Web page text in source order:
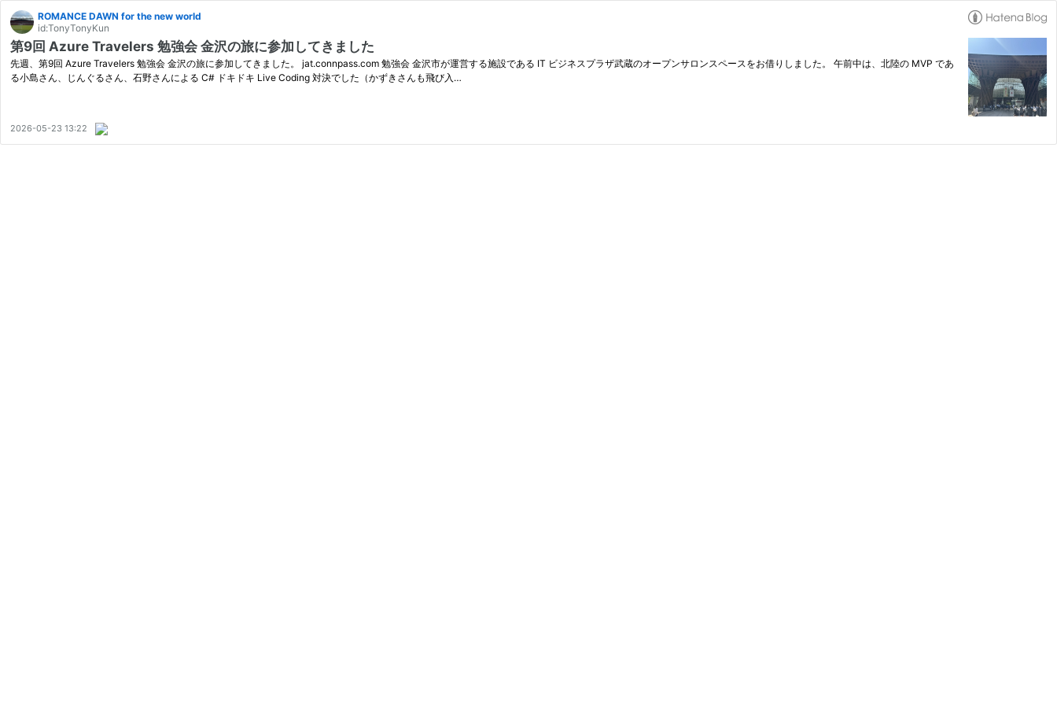
ROMANCE DAWN for the new world
id:TonyTonyKun
第9回 Azure Travelers 勉強会 金沢の旅に参加してきました
先週、第9回 Azure Travelers 勉強会 金沢の旅に参加してきました。 jat.connpass.com 勉強会 金沢市が運営する施設である IT ビジネスプラザ武蔵のオープンサロンスペースをお借りしました。 午前中は、北陸の MVP であ
る小島さん、じんぐるさん、石野さんによる C# ドキドキ Live Coding 対決でした（かずきさんも飛び入…
2026-05-23 13:22